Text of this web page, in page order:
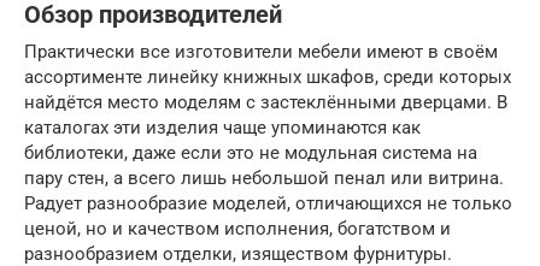
Обзор производителей
Практически все изготовители мебели имеют в своём
ассортименте линейку книжных шкафов, среди которых
найдётся место моделям с застеклёнными дверцами. В
каталогах эти изделия чаще упоминаются как
библиотеки, даже если это не модульная система на
пару стен, а всего лишь небольшой пенал или витрина.
Радует разнообразие моделей, отличающихся не только
ценой, но и качеством исполнения, богатством и
разнообразием отделки, изяществом фурнитуры.